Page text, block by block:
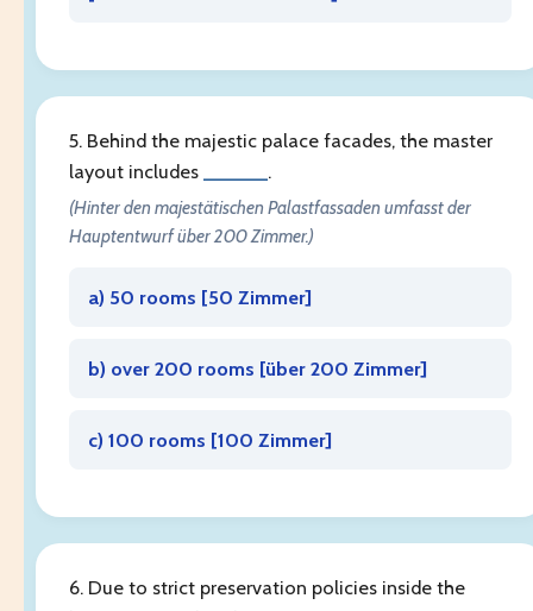
5. Behind the majestic palace facades, the master
layout includes
.
(Hinter den majestätischen Palastfassaden umfasst der
Hauptentwurf über 200 Zimmer.)
a) 50 rooms [50 Zimmer]
b) over 200 rooms [über 200 Zimmer]
c) 100 rooms [100 Zimmer]
6. Due to strict preservation policies inside the